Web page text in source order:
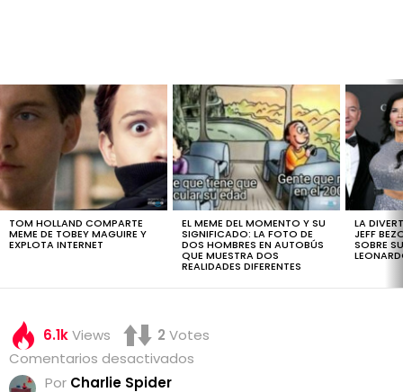
STORIES
TOM HOLLAND COMPARTE
MEME DE TOBEY MAGUIRE Y
EXPLOTA INTERNET
EL MEME DEL MOMENTO Y SU
SIGNIFICADO: LA FOTO DE
DOS HOMBRES EN AUTOBÚS
QUE MUESTRA DOS
REALIDADES DIFERENTES
LA
JEFF
SOBRE
6.1kViews 2 Votes
Comentarios desactivados
Por Charlie Spider